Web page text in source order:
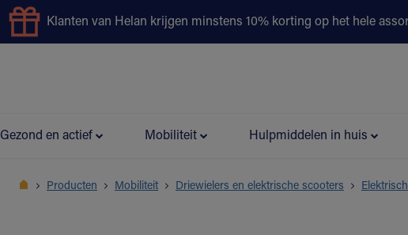
Klanten van Helan krijgen minstens 10% korting op het hele
Gezond en actief Mobiliteit Hulpmiddelen in huis
Producten Mobiliteit Driewielers en elektrische scooters